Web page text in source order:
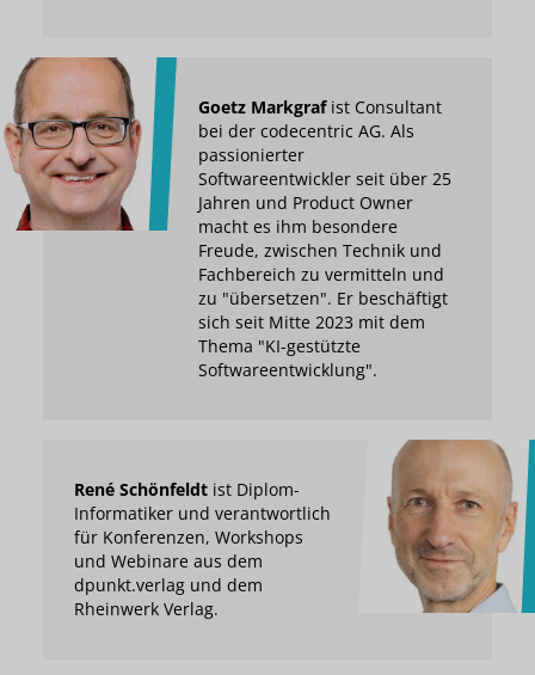
Goetz Markgrafist Consultant
bei der codecentric AG. Als
passionierter
Softwareentwickler seit über 25
Jahren und Product Owner
macht es ihm besondere
Freude, zwischen Technik und
Fachbereich zu vermitteln und
zu "übersetzen". Er beschäftigt
sich seit Mitte 2023 mit dem
Thema "KI-gestützte
Softwareentwicklung".
René Schönfeldtist Diplom-
Informatiker und verantwortlich
für Konferenzen, Workshops
und Webinare aus dem
dpunkt.verlag und dem
Rheinwerk Verlag.